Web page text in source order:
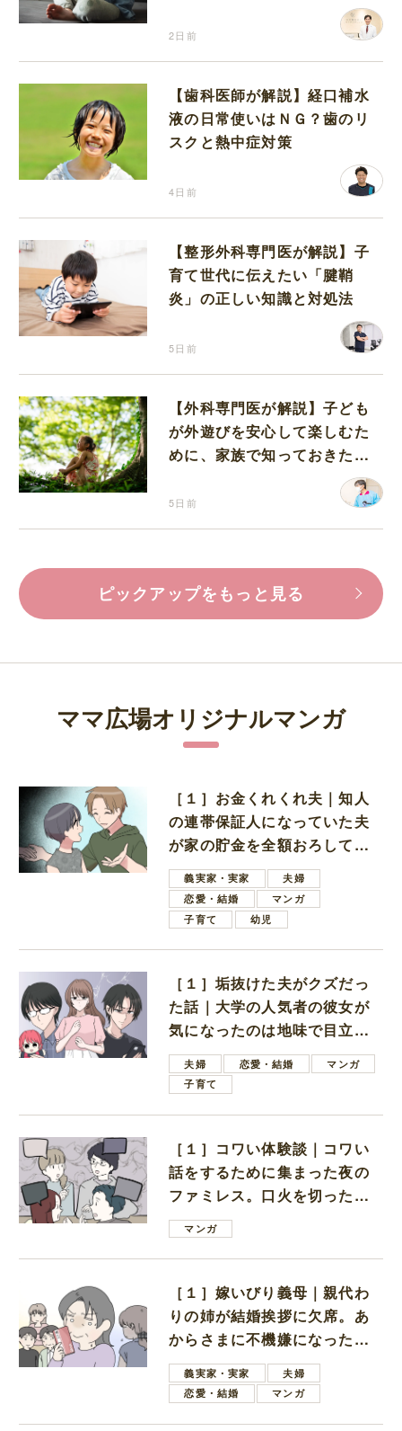
2日前
【歯科医師が解説】経口補水
液の日常使いはＮＧ？歯のリ
スクと熱中症対策
4日前
【整形外科専門医が解説】子
育て世代に伝えたい「腱鞘
炎」の正しい知識と対処法
5日前
【外科専門医が解説】子ども
が外遊びを安心して楽しむた
めに、家族で知っておきたい
5日前
ピックアップをもっと見る
ママ広場オリジナルマンガ
［１］お金くれくれ夫｜知人
の連帯保証人になっていた夫
が家の貯金を全額おろしてほ
しいと言ってきた
義実家・実家
夫婦
恋愛・結婚
マンガ
子育て
幼児
［１］垢抜けた夫がクズだっ
た話｜大学の人気者の彼女が
気になったのは地味で目立た
ない男子学生
夫婦 恋愛・結婚
マンガ
子育て
［１］コワい体験談｜コワい
話をするために集まった夜の
ファミレス。口火を切ったの
は電車好きの男の子ママ
マンガ
［１］嫁いびり義母｜親代わ
りの姉が結婚挨拶に欠席。あ
からさまに不機嫌になった義
母義実家・実家
夫婦
恋愛・結婚
マンガ